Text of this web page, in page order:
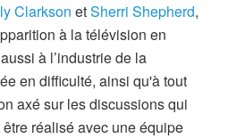
Clarkson etSherri Shepherd,
à la télévision en
à l’industrie de la
en difficulté, ainsi qu'à tout
axé sur les discussions qui
réalisé avec une équipe